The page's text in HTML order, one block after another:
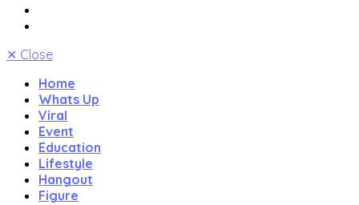
✕ Close
Home
Whats Up
Viral
Event
Education
Lifestyle
Hangout
Figure